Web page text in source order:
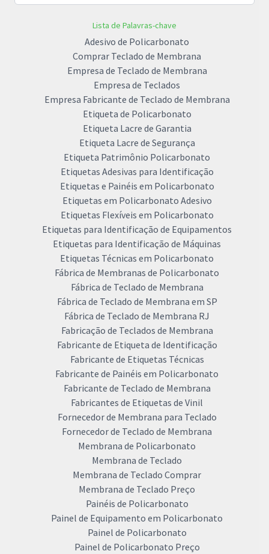
Lista de Palavras-chave
Adesivo de Policarbonato
Comprar Teclado de Membrana
Empresa de Teclado de Membrana
Empresa de Teclados
Empresa Fabricante de Teclado de Membrana
Etiqueta de Policarbonato
Etiqueta Lacre de Garantia
Etiqueta Lacre de Segurança
Etiqueta Patrimônio Policarbonato
Etiquetas Adesivas para Identificação
Etiquetas e Painéis em Policarbonato
Etiquetas em Policarbonato Adesivo
Etiquetas Flexíveis em Policarbonato
Etiquetas para Identificação de Equipamentos
Etiquetas para Identificação de Máquinas
Etiquetas Técnicas em Policarbonato
Fábrica de Membranas de Policarbonato
Fábrica de Teclado de Membrana
Fábrica de Teclado de Membrana em SP
Fábrica de Teclado de Membrana RJ
Fabricação de Teclados de Membrana
Fabricante de Etiqueta de Identificação
Fabricante de Etiquetas Técnicas
Fabricante de Painéis em Policarbonato
Fabricante de Teclado de Membrana
Fabricantes de Etiquetas de Vinil
Fornecedor de Membrana para Teclado
Fornecedor de Teclado de Membrana
Membrana de Policarbonato
Membrana de Teclado
Membrana de Teclado Comprar
Membrana de Teclado Preço
Painéis de Policarbonato
Painel de Equipamento em Policarbonato
Painel de Policarbonato
Painel de Policarbonato Preço